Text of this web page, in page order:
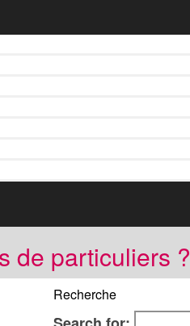
de particuliers ?
Recherche